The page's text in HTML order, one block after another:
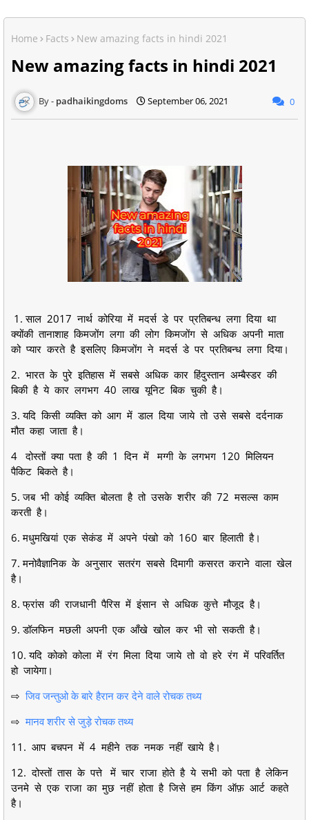
Home Facts New amazing facts in hindi 2021
New amazing facts in hindi 2021
padhaikingdoms September 06, 2021 0
1. साल 2017 नार्थ कोरिया में मदर्स डे पर प्रतिबन्ध लगा दिया था
क्योंकी तानाशाह किमजोंग लगा की लोग किमजोंग से अधिक अपनी माता
को प्यार करते है इसलिए किमजोंग ने मदर्स डे पर प्रतिबन्ध लगा दिया।
2. भारत के पुरे इतिहास में सबसे अधिक कार हिंदुस्तान अम्बैस्डर की
बिकी है ये कार लगभग 40 लाख यूनिट बिक चुकी है।
3. यदि किसी व्यक्ति को आग में डाल दिया जाये तो उसे सबसे दर्दनाक
मौत कहा जाता है।
4 दोस्तों क्या पता है की 1 दिन में मग्गी के लगभग 120 मिलियन
पैकिट बिकते है।
5. जब भी कोई व्यक्ति बोलता है तो उसके शरीर की 72 मसल्स काम
करती है।
6. मधुमखियां एक सेकंड में अपने पंखो को 160 बार हिलाती है।
7. मनोवैज्ञानिक के अनुसार सतरंग सबसे दिमागी कसरत कराने वाला खेल
है।
8. फ्रांस की राजधानी पैरिस में इंसान से अधिक कुत्ते मौजूद है।
9. डॉलफिन मछली अपनी एक आँखे खोल कर भी सो सकती है।
10. यदि कोको कोला में रंग मिला दिया जाये तो वो हरे रंग में परिवर्तित
हो जायेगा।
⇨ जिव जन्तुओ के बारे हैरान कर देने वाले रोचक तथ्य
⇨मानव शरीर से जुड़े रोचक तथ्य
11. आप बचपन में 4 महीने तक नमक नहीं खाये है।
12. दोस्तों तास के पत्ते में चार राजा होते है ये सभी को पता है लेकिन
उनमे से एक राजा का मुछ नहीं होता है जिसे हम किंग ऑफ़ आर्ट कहते
है।